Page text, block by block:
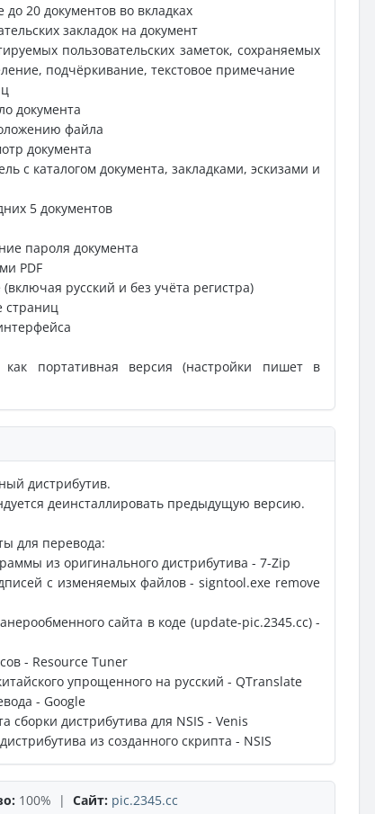
20 документов во вкладках
закладок на документ
пользовательских заметок, сохраняемых
подчёркивание, текстовое примечание
документа
файла
документа
с каталогом документа, закладками, эскизами и
5 документов
пароля документа
PDF
русский и без учёта регистра)
страниц
как портативная версия (настройки пишет в
дистрибутив.
деинсталлировать предыдущую версию.
для перевода:
из оригинального дистрибутива - 7-Zip
с изменяемых файлов - signtool.exe remove
сайта в коде (update-pic.2345.cc) -
- Resource Tuner
упрощенного на русский - QTranslate
- Google
сборки дистрибутива для NSIS - Venis
из созданного скрипта - NSIS
100% | Сайт: pic.2345.cc